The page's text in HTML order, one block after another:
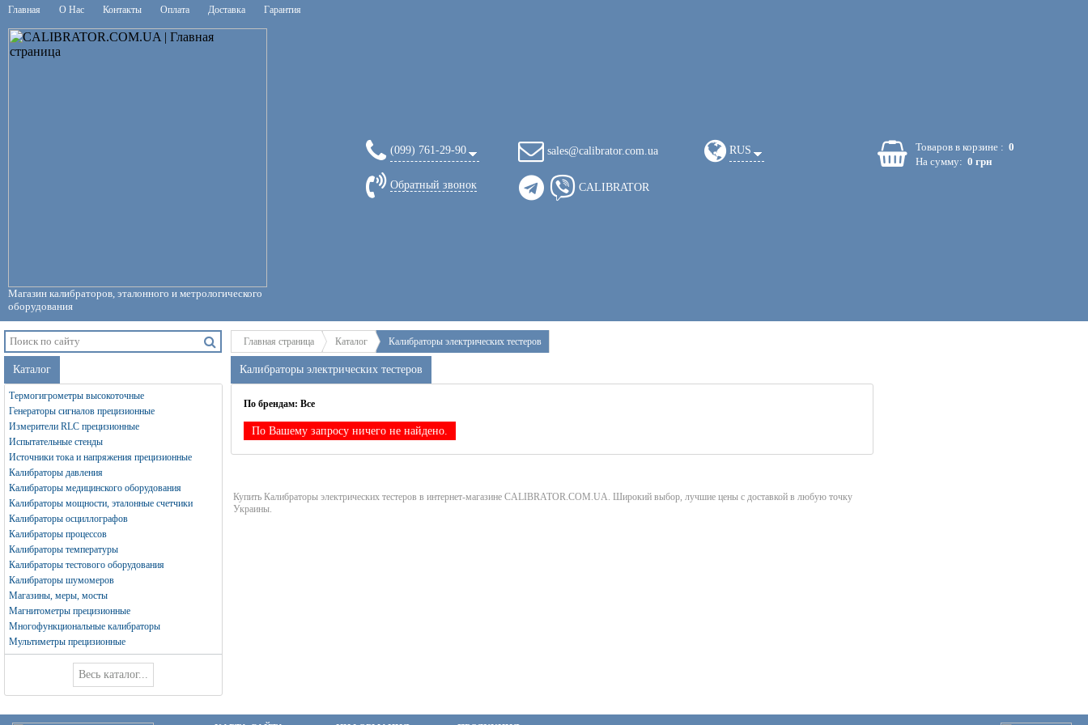
Главная О Нас Контакты Оплата Доставка Гарантия
Магазин калибраторов, эталонного и метрологического
оборудования
(099) 761-29-90
Обратный звонок
sales@calibrator.com.ua
CALIBRATOR
RUS Товаров в корзине : 0
На сумму: 0 грн
Главная страница Каталог Калибраторы электрических тестеров
Каталог
Термогигрометры высокоточные
Генераторы сигналов прецизионные
Измерители RLC прецизионные
Испытательные стенды
Источники тока и напряжения прецизионные
Калибраторы давления
Калибраторы медицинского оборудования
Калибраторы мощности, эталонные счетчики
Калибраторы осциллографов
Калибраторы процессов
Калибраторы температуры
Калибраторы тестового оборудования
Калибраторы шумомеров
Магазины, меры, мосты
Магнитометры прецизионные
Многофункциональные калибраторы
Мультиметры прецизионные
Калибраторы электрических тестеров
По брендам: Все
По Вашему запросу ничего не найдено.
Купить Калибраторы электрических тестеров в интернет-магазине CALIBRATOR.COM.UA. Широкий выбор, лучшие цены с доставкой в любую точку
Украины.